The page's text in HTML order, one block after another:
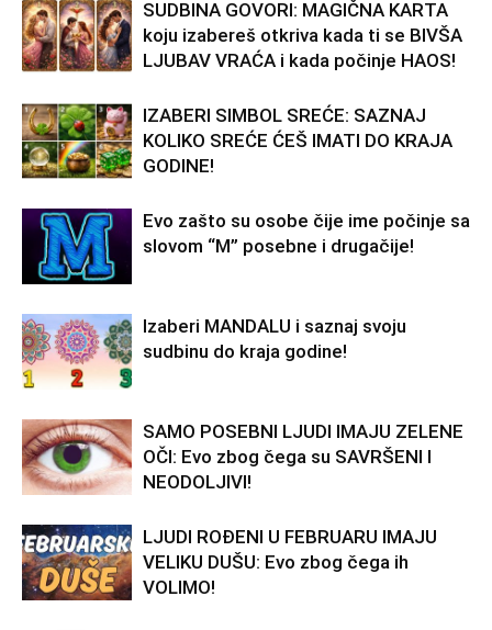
SUDBINA GOVORI: MAGIČNA KARTA
koju izabereš otkriva kada ti se BIVŠA
LJUBAV VRAĆA i kada počinje HAOS!
IZABERI SIMBOL SREĆE: SAZNAJ
KOLIKO SREĆE ĆEŠ IMATI DO KRAJA
GODINE!
Evo zašto su osobe čije ime počinje sa
slovom “M” posebne i drugačije!
Izaberi MANDALU i saznaj svoju
sudbinu do kraja godine!
SAMO POSEBNI LJUDI IMAJU ZELENE
OČI: Evo zbog čega su SAVRŠENI I
NEODOLJIVI!
LJUDI ROĐENI U FEBRUARU IMAJU
VELIKU DUŠU: Evo zbog čega ih
VOLIMO!